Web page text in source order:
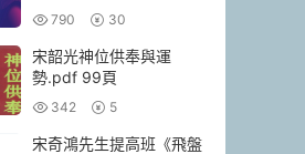
790 30
宋韶光神位供奉與運
勢.pdf 99頁
342 5
宋奇鴻先生提高班《飛盤